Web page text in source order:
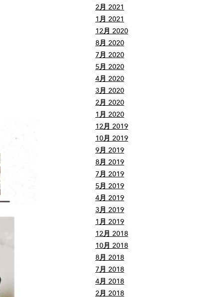
2月 2021
1月 2021
12月 2020
8月 2020
7月 2020
5月 2020
4月 2020
3月 2020
2月 2020
1月 2020
12月 2019
10月 2019
9月 2019
8月 2019
7月 2019
5月 2019
4月 2019
3月 2019
1月 2019
12月 2018
10月 2018
8月 2018
7月 2018
4月 2018
2月 2018